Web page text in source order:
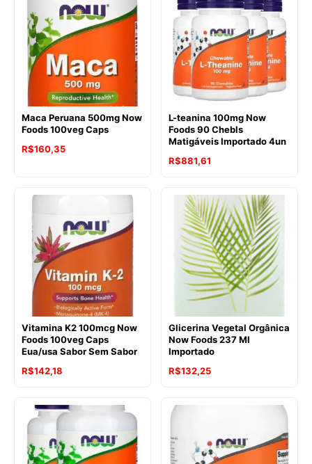
Maca Peruana 500mg Now
Foods 100veg Caps
R$160,35
L-teanina 100mg Now
Foods 90 Chebls
Matigáveis Importado 4un
R$881,61
Vitamina K2 100mcg Now
Foods 100veg Caps
Eua/usa Sabor Sem Sabor
R$142,18
Glicerina Vegetal Orgânica
Now Foods 237 Ml
Importado
R$132,25